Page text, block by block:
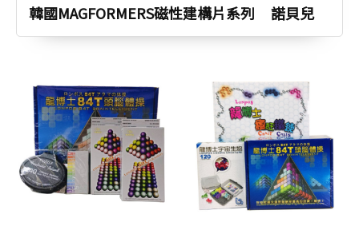
韓國MAGFORMERS磁性建構片系列
諾貝兒